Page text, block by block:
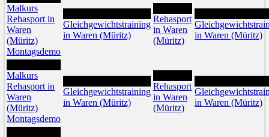
Malkurs
Rehasport in
Waren
(Müritz)
Montagsdemo
Gleichgewichtstraining
in Waren (Müritz)
Rehasport
in Waren
(Müritz)
in Waren (Müritz)
Malkurs
Rehasport in
Waren
(Müritz)
Montagsdemo
Gleichgewichtstraining
in Waren (Müritz)
Rehasport
in Waren
(Müritz)
in Waren (Müritz)